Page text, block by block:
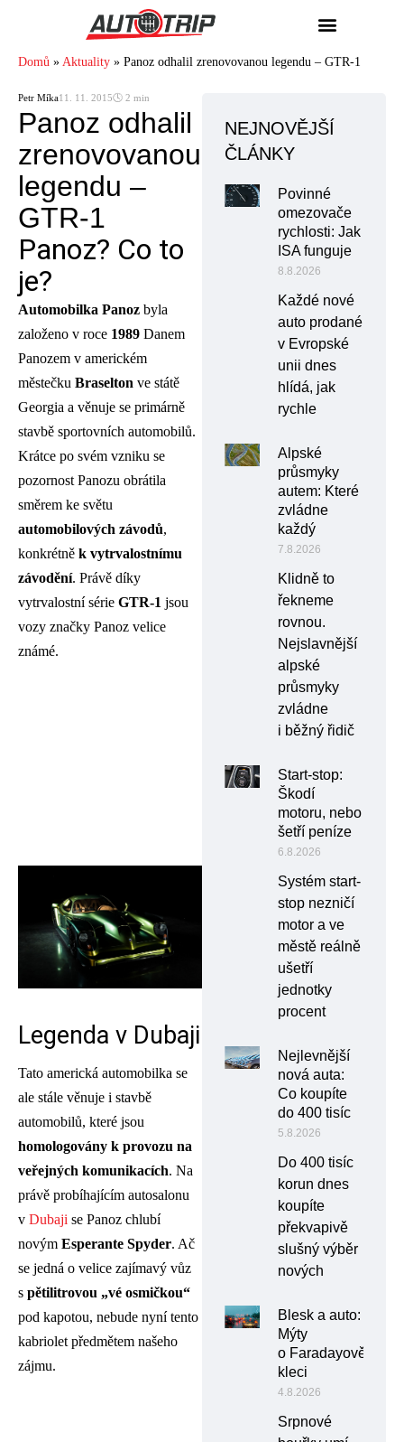
Domů » Aktuality » Panoz odhalil zrenovovanou legendu – GTR-1
Petr Míka11. 11. 2015🕓 2 min
Panoz odhalil
zrenovovanou
legendu –
GTR-1
Panoz? Co to
je?
Automobilka Panoz byla
založeno v roce 1989 Danem
Panozem v americkém
městečku Braselton ve státě
Georgia a věnuje se primárně
stavbě sportovních automobilů.
Krátce po svém vzniku se
pozornost Panozu obrátila
směrem ke světu
automobilových závodů,
konkrétně k vytrvalostnímu
závodění. Právě díky
vytrvalostní série GTR-1 jsou
vozy značky Panoz velice
známé.
Legenda v Dubaji
Tato americká automobilka se
ale stále věnuje i stavbě
automobilů, které jsou
homologovány k provozu na
veřejných komunikacích. Na
právě probíhajícím autosalonu
v Dubaji se Panoz chlubí
novým Esperante Spyder. Ač
se jedná o velice zajímavý vůz
s pětilitrovou „vé osmičkou“
pod kapotou, nebude nyní tento
kabriolet předmětem našeho
zájmu.
NEJNOVĚJŠÍ
ČLÁNKY
Povinné
omezovače
rychlosti: Jak
ISA funguje
8.8.2026
Každé nové
auto prodané
v Evropské
unii dnes
hlídá, jak
rychle
Alpské
průsmyky
autem: Které
zvládne
každý
7.8.2026
Klidně to
řekneme
rovnou.
Nejslavnější
alpské
průsmyky
zvládne
i běžný řidič
Start-stop:
Škodí
motoru, nebo
šetří peníze
6.8.2026
Systém start-
stop nezničí
motor a ve
městě reálně
ušetří
jednotky
procent
Nejlevnější
nová auta:
Co koupíte
do 400 tisíc
5.8.2026
Do 400 tisíc
korun dnes
koupíte
překvapivě
slušný výběr
nových
Blesk a auto:
Mýty
o Faradayově
kleci
4.8.2026
Srpnové